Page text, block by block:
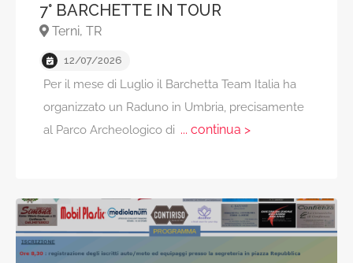
7° BARCHETTE IN TOUR
Terni, TR
12/07/2026
Per il mese di Luglio il Barchetta Team Italia ha
organizzato un Raduno in Umbria, precisamente
al Parco Archeologico di ... continua >